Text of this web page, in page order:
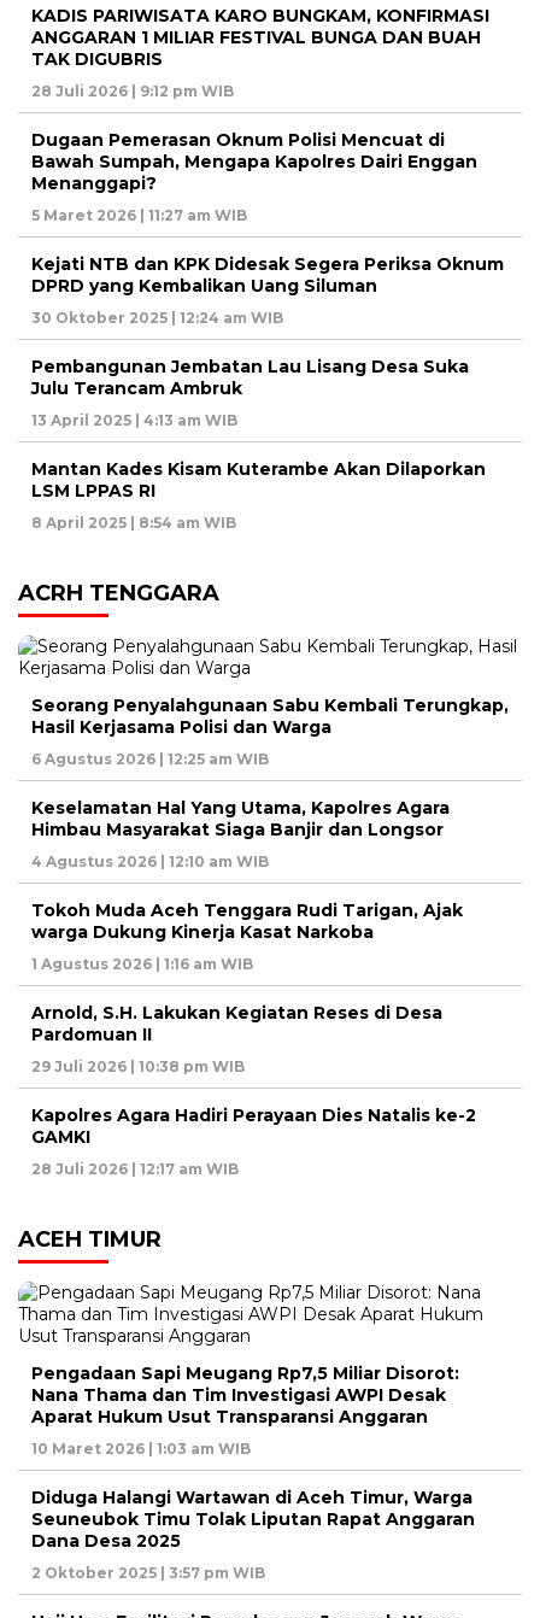
KADIS PARIWISATA KARO BUNGKAM, KONFIRMASI
ANGGARAN 1 MILIAR FESTIVAL BUNGA DAN BUAH
TAK DIGUBRIS
28 Juli 2026 | 9:12 pm WIB
Dugaan Pemerasan Oknum Polisi Mencuat di
Bawah Sumpah, Mengapa Kapolres Dairi Enggan
Menanggapi?
5 Maret 2026 | 11:27 am WIB
Kejati NTB dan KPK Didesak Segera Periksa Oknum
DPRD yang Kembalikan Uang Siluman
30 Oktober 2025 | 12:24 am WIB
Pembangunan Jembatan Lau Lisang Desa Suka
Julu Terancam Ambruk
13 April 2025 | 4:13 am WIB
Mantan Kades Kisam Kuterambe Akan Dilaporkan
LSM LPPAS RI
8 April 2025 | 8:54 am WIB
ACRH TENGGARA
Seorang Penyalahgunaan Sabu Kembali Terungkap,
Hasil Kerjasama Polisi dan Warga
6 Agustus 2026 | 12:25 am WIB
Keselamatan Hal Yang Utama, Kapolres Agara
Himbau Masyarakat Siaga Banjir dan Longsor
4 Agustus 2026 | 12:10 am WIB
Tokoh Muda Aceh Tenggara Rudi Tarigan, Ajak
warga Dukung Kinerja Kasat Narkoba
1 Agustus 2026 | 1:16 am WIB
Arnold, S.H. Lakukan Kegiatan Reses di Desa
Pardomuan II
29 Juli 2026 | 10:38 pm WIB
Kapolres Agara Hadiri Perayaan Dies Natalis ke-2
GAMKI
28 Juli 2026 | 12:17 am WIB
ACEH TIMUR
Pengadaan Sapi Meugang Rp7,5 Miliar Disorot:
Nana Thama dan Tim Investigasi AWPI Desak
Aparat Hukum Usut Transparansi Anggaran
10 Maret 2026 | 1:03 am WIB
Diduga Halangi Wartawan di Aceh Timur, Warga
Seuneubok Timu Tolak Liputan Rapat Anggaran
Dana Desa 2025
2 Oktober 2025 | 3:57 pm WIB